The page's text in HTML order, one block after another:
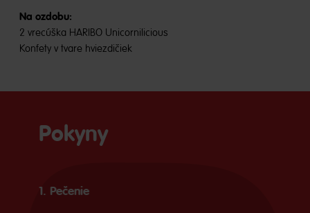
Na ozdobu:
2 vrecúška HARIBO Unicornilicious
Konfety v tvare hviezdičiek
Pokyny
1. Pečenie